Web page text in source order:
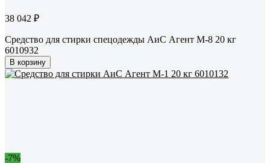
38 042 ₽
Средство для стирки спецодежды АиС Агент M-8 20 кг
6010932
В корзину
-7%